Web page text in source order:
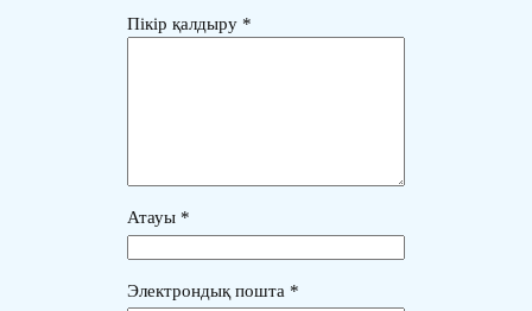
Пікір қалдыру *
Атауы *
Электрондық пошта *